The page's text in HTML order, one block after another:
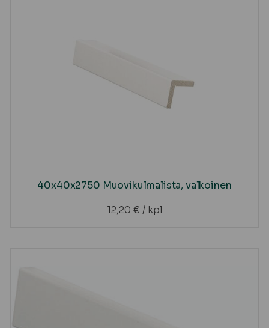
40x40x2750 Muovikulmalista, valkoinen
12,20 € / kpl